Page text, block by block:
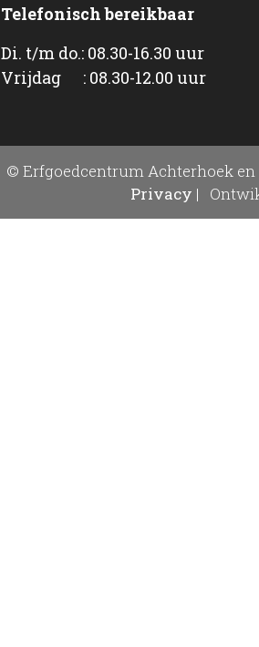
Telefonisch bereikbaar
Di. t/m do.: 08.30-16.30 uur
Vrijdag : 08.30-12.00 uur
© Erfgoedcentrum Achterhoek en
Privacy |